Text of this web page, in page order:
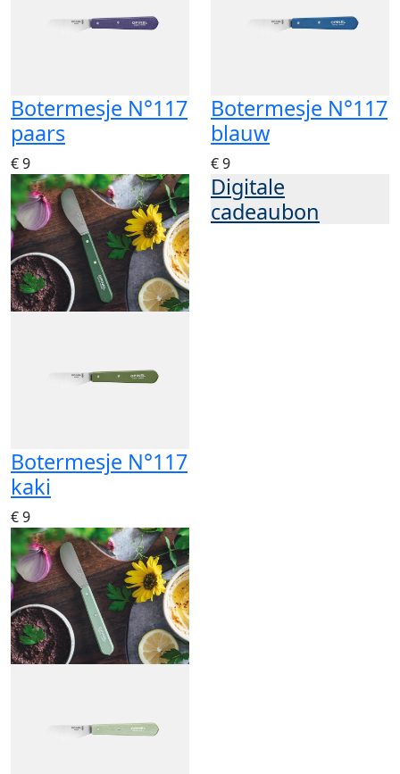
Botermesje N°117
paars
€ 9
Botermesje N°117
blauw
€ 9
Botermesje N°117
kaki
€ 9
Digitale
cadeaubon